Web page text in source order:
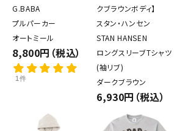
G.BABA
プルパーカー
オートミール
8,800円（税込）
1件
クブラウンボディ】
スタン・ハンセン
STAN HANSEN
ロングスリーブTシャツ
(袖リブ)
ダークブラウン
6,930円（税込）